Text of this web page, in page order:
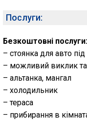
Послуги:
Безкоштовні послуги:
– стоянка для авто
– можливий виклик
– альтанка, мангал
– холодильник
– тераса
– прибирання в